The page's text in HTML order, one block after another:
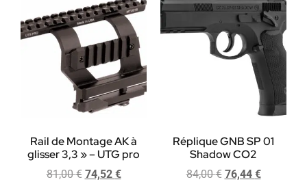
Rail de Montage AK à
glisser 3,3 » – UTG pro
81,00€ 74,52 €
Réplique GNB SP 01
Shadow CO2
84,00€ 76,44 €